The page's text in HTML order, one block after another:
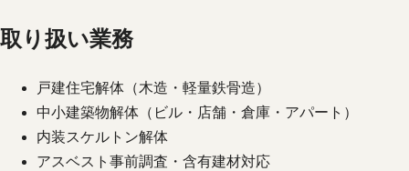
取り扱い業務
戸建住宅解体（木造・軽量鉄骨造）
中小建築物解体（ビル・店舗・倉庫・アパート）
内装スケルトン解体
アスベスト事前調査・含有建材対応